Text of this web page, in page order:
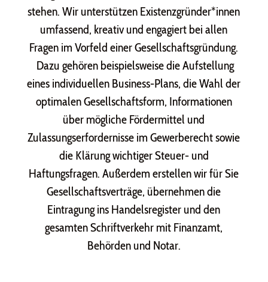
stehen. Wir unterstützen Existenzgründer*innen
umfassend, kreativ und engagiert bei allen
Fragen im Vorfeld einer Gesellschaftsgründung.
Dazu gehören beispielsweise die Aufstellung
eines individuellen Business-Plans, die Wahl der
optimalen Gesellschaftsform, Informationen
über mögliche Fördermittel und
Zulassungserfordernisse im Gewerberecht sowie
die Klärung wichtiger Steuer- und
Haftungsfragen. Außerdem erstellen wir für Sie
Gesellschaftsverträge, übernehmen die
Eintragung ins Handelsregister und den
gesamten Schriftverkehr mit Finanzamt,
Behörden und Notar.